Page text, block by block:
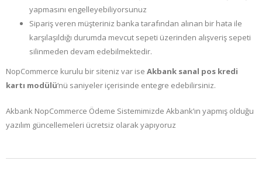
yapmasını engelleyebiliyorsunuz
Sipariş veren müşteriniz banka tarafından alınan bir hata ile
karşılaşıldığı durumda mevcut sepeti üzerinden alışveriş sepeti
silinmeden devam edebilmektedir.
NopCommerce kurulu bir siteniz var ise Akbank sanal pos kredi
kartı modülü‘nü saniyeler içerisinde entegre edebilirsiniz.
Akbank NopCommerce Ödeme Sistemimizde Akbank’ın yapmış olduğu
yazılım güncellemeleri ücretsiz olarak yapıyoruz